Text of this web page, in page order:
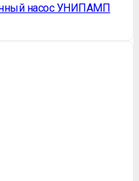
насос УНИПАМП